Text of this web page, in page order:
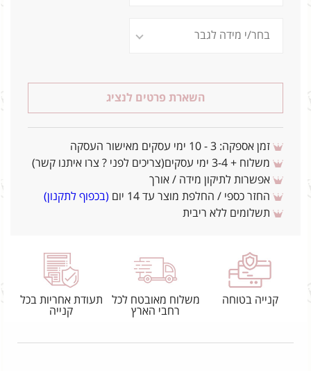
השארת פרטים לנציג
זמן אספקה: 3 - 10 ימי עסקים מאישור העסקה
משלוח + 3-4 ימי עסקים(צריכים לפני ? צרו איתנו קשר)
אפשרות לתיקון מידה / אורך
החזר כספי / החלפת מוצר עד 14 יום
(בכפוף לתקנון)
תשלומים ללא ריבית
קנייה בטוחה
משלוח מאובטח לכל
רחבי הארץ
תעודת אחריות בכל
קנייה